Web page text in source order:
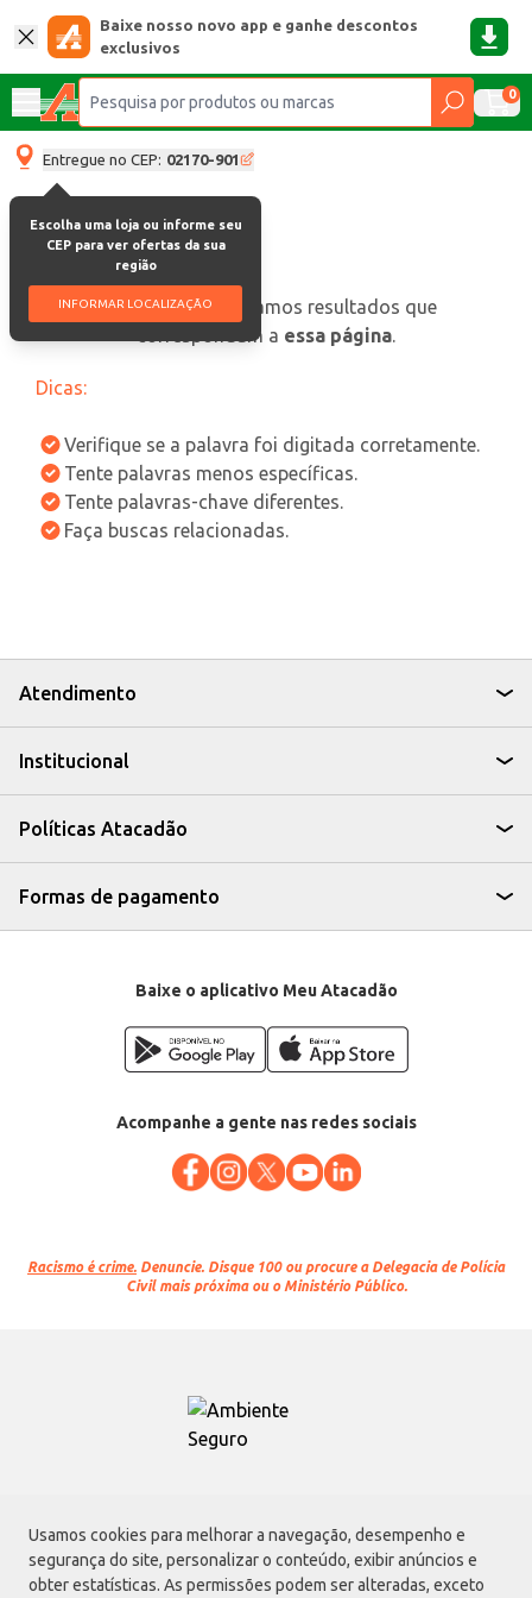
Usamos cookies para melhorar a navegação, desempenho e
segurança do site, personalizar o conteúdo, exibir anúncios e
obter estatísticas. As permissões podem ser alteradas, exceto
Baixe nosso novo app e ganhe descontos
exclusivos
0
Entregue no CEP: 02170-901
Escolha uma loja ou informe seu
CEP para ver ofertas da sua
região
INFORMAR LOCALIZAÇÃO
oops, não encontramos resultados que
correspondam a essa página.
Dicas:
Verifique se a palavra foi digitada corretamente.
Tente palavras menos específicas.
Tente palavras-chave diferentes.
Faça buscas relacionadas.
Atendimento
Institucional
Políticas Atacadão
Formas de pagamento
Baixe o aplicativo Meu Atacadão
Acompanhe a gente nas redes sociais
Racismo é crime. Denuncie. Disque 100 ou procure a Delegacia de Polícia
Civil mais próxima ou o Ministério Público.
Atacadão S.A.
Avenida Morvan Dias de Figueiredo, 6169, Vila Maria, São Paulo - SP | CEP
02170-901 | CNPJ: 75.315.333/0001-09